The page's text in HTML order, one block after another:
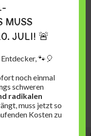
Auswahl
MUSS
JULI! 🚨
🐾🎈
noch einmal
schweren
radikalen
muss jetzt so
Kosten zu